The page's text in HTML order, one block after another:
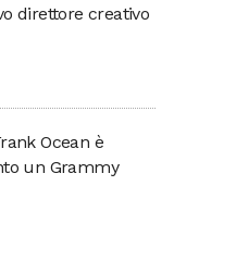
direttore creativo
Ocean è
un Grammy